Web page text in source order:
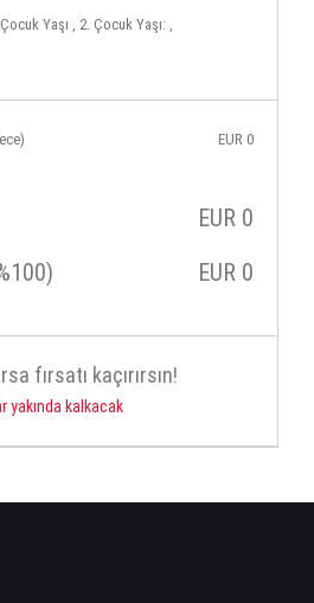
Yaşı , 2. Çocuk Yaşı: ,
EUR 0
EUR 0
EUR 0
fırsatı kaçırırsın!
yakında kalkacak